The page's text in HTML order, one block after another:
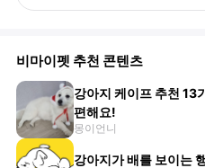
비마이펫 추천 콘텐츠
강아지 케이프 추천 13
편해요!
몽이언니
강아지가 배를 보이는